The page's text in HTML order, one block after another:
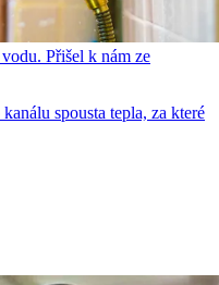
Přišel k nám ze
spousta tepla, za které